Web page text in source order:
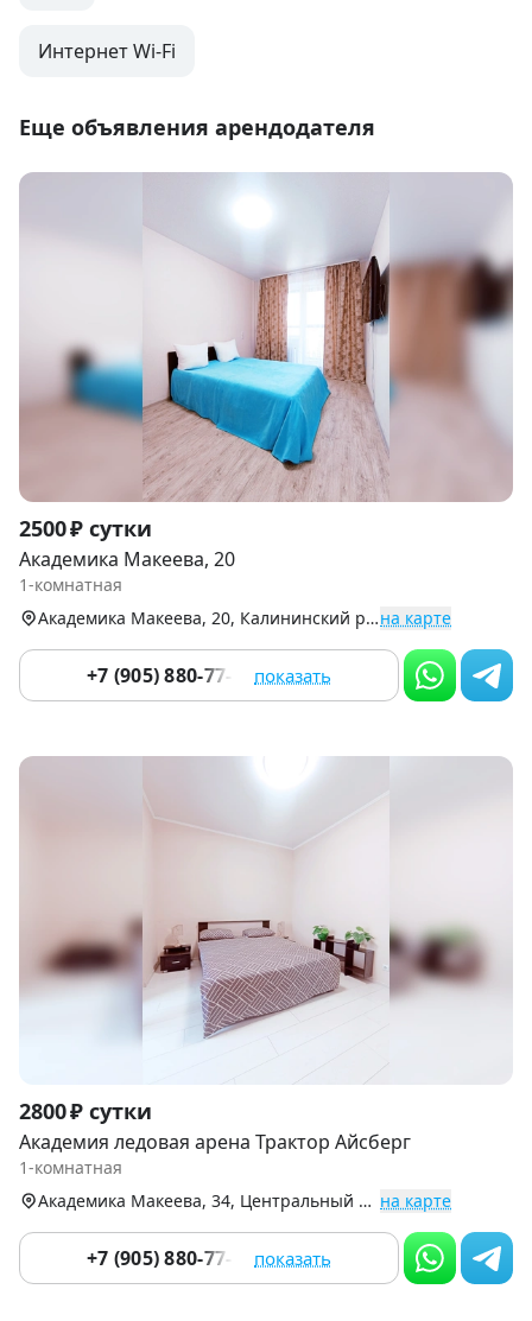
Интернет Wi-Fi
Еще объявления арендодателя
Item
1
of
9
2500 ₽ сутки
Академика Макеева, 20
1-комнатная
Академика Макеева, 20, Калининский р-н (Северо-Запад)на карте
+7 (905) 880-77-32 показать
Item
1
of
2800 ₽ сутки
Академия ледовая арена Трактор Айсберг
1-комнатная
Академика Макеева, 34, Центральный р-н (Тополинка) на карте
+7 (905) 880-77-32 показать